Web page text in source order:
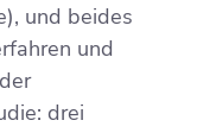
und beides
und
drei